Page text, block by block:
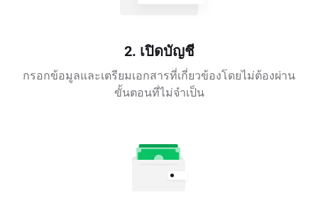
2. เปิดบัญชี
กรอกข้อมูลและเตรียมเอกสารที่เกี่ยวข้องโดยไม่ต้องผ่าน
ขั้นตอนที่ไม่จำเป็น